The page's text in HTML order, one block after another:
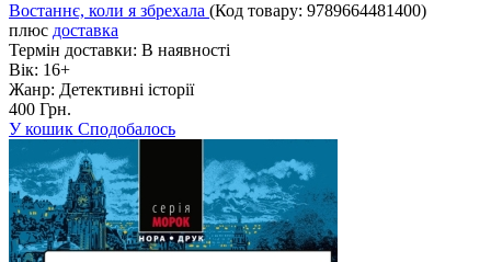
Востаннє, коли я збрехала (Код товару: 9789664481400)
плюс доставка
Термін доставки: В наявності
Вік: 16+
Жанр: Детективні історії
400 Грн.
У кошик Сподобалось